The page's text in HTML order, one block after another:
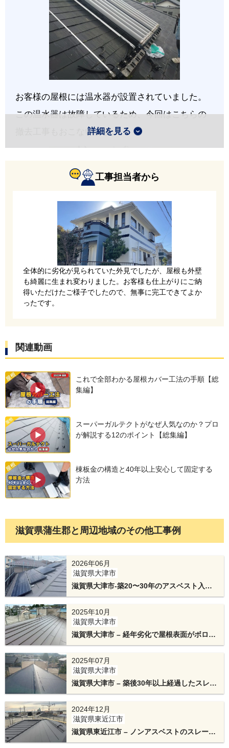
お客様の屋根には温水器が設置されていました。
この温水器は故障しているため、今回はこちらの
撤去工事もおこないます。
温水器を撤去しました。屋根は軽い金属屋根を重
ねて張る、屋根カバー工法でリフォームします。
防水性能が高いルーフィングシート「ニューライ
ナー」を貼ります。アスベスト入りの屋根におす
すめの商品です。
新しい屋根材は、スーパーガルテクトです。断熱
性と耐久性に優れた屋根材で、テイガクでも人気
です。
棟板金の下地には、テイガクオリジナルの金属下
詳細を見る
工事担当者から
全体的に劣化が見られていた外見でしたが、屋根も外壁
も綺麗に生まれ変わりました。お客様も仕上がりにご納
得いただけたご様子でしたので、無事に完工できてよか
ったです。
関連動画
これで全部わかる屋根カバー工法の手順【総
集編】
スーパーガルテクトがなぜ人気なのか？プロ
が解説する12のポイント【総集編】
棟板金の構造と40年以上安心して固定する
方法
滋賀県蒲生郡と周辺地域のその他工事例
2026年06月
滋賀県大津市
滋賀県大津市-築20〜30年のアスベスト入り
スレート屋根をカバー工法でスーパーガルテ
クト＆太陽光パネル脱着
2025年10月
滋賀県大津市
滋賀県大津市 – 経年劣化で屋根表面がボロボ
ロになったセキスイかわらUをテイガクルー
フで葺き替え工事
2025年07月
滋賀県大津市
滋賀県大津市 – 築後30年以上経過したスレー
ト屋根を葺き替え工事
2024年12月
滋賀県東近江市
滋賀県東近江市 – ノンアスベストのスレート
屋根をスーパーガルテクトフッ素で屋根カバ